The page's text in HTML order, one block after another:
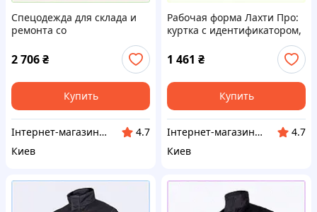
Спецодежда для склада и
ремонта со
762H10M28
2 706₴
Купить
Інтернет-магазин ShopNow
4.7
Киев
Рабочая форма Лахти Про:
куртка с идентификатором,
1 461 ₴
Купить
Інтернет-магазин ShopNow
4.7
Киев